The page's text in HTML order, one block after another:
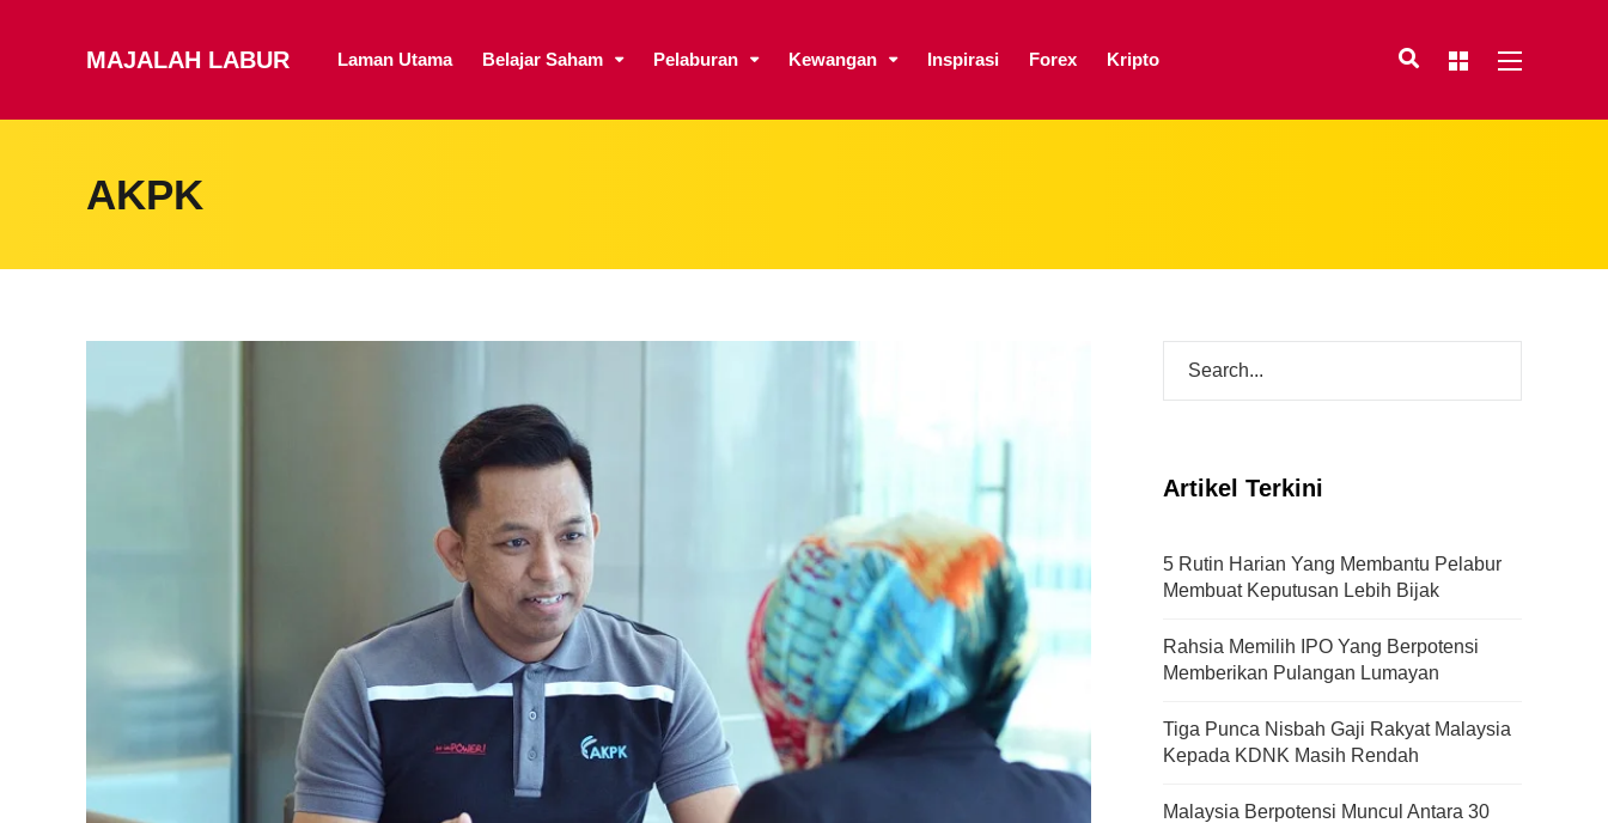
MAJALAH LABUR Laman Utama Belajar Saham Pelaburan Kewangan Inspirasi Forex Kripto
AKPK
Artikel Terkini
5 Rutin Harian Yang Membantu Pelabur
Membuat Keputusan Lebih Bijak
Rahsia Memilih IPO Yang Berpotensi
Memberikan Pulangan Lumayan
Tiga Punca Nisbah Gaji Rakyat Malaysia
Kepada KDNK Masih Rendah
Malaysia Berpotensi Muncul Antara 30